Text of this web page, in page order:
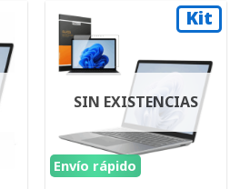
Kit
Envío rápido
SIN EXISTENCIAS